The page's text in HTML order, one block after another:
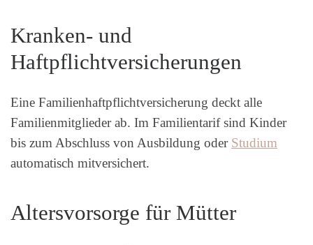
Kranken- und
Haftpflichtversicherungen
Eine Familienhaftpflichtversicherung deckt alle
Familienmitglieder ab. Im Familientarif sind Kinder
bis zum Abschluss von Ausbildung oder Studium
automatisch mitversichert.
Altersvorsorge für Mütter